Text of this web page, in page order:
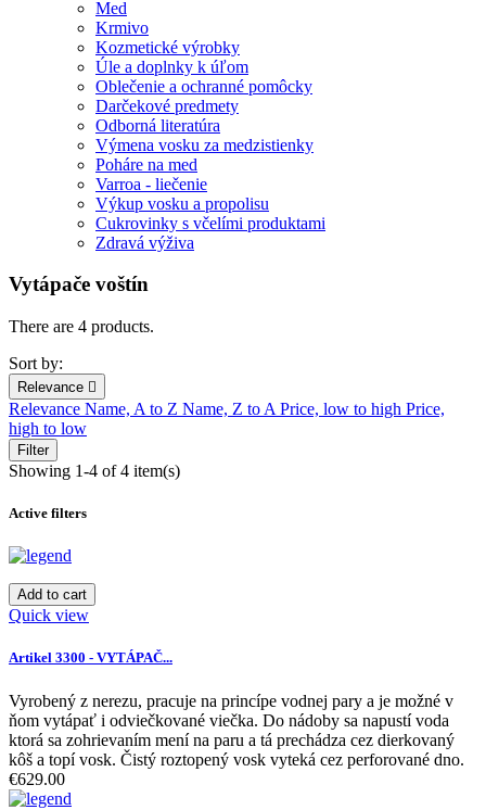
Med
Krmivo
Kozmetické výrobky
Úle a doplnky k úľom
Oblečenie a ochranné pomôcky
Darčekové predmety
Odborná literatúra
Výmena vosku za medzistienky
Poháre na med
Varroa - liečenie
Výkup vosku a propolisu
Cukrovinky s včelími produktami
Zdravá výživa
Vytápače voštín
There are 4 products.
Sort by:
Relevance 
Relevance Name, A to Z Name, Z to A Price, low to high Price,
high to low
Filter
Showing 1-4 of 4 item(s)
Active filters
Add to cart
Quick view
Artikel 3300 - VYTÁPAČ...
Vyrobený z nerezu, pracuje na princípe vodnej pary a je možné v
ňom vytápať i odviečkované viečka. Do nádoby sa napustí voda
ktorá sa zohrievaním mení na paru a tá prechádza cez dierkovaný
kôš a topí vosk. Čistý roztopený vosk vyteká cez perforované dno.
€629.00